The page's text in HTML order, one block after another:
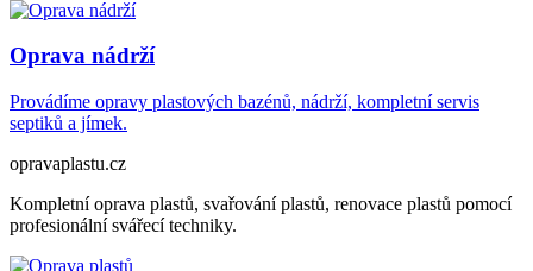
Oprava nádrží
Provádíme opravy plastových bazénů, nádrží, kompletní servis
septiků a jímek.
opravaplastu.cz
Kompletní oprava plastů, svařování plastů, renovace plastů pomocí
profesionální svářecí techniky.